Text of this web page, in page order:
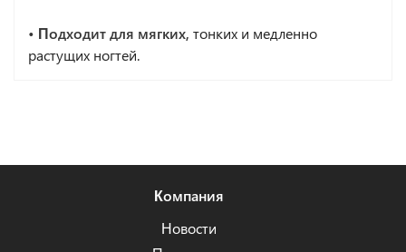
• Подходит для мягких, тонких и медленно
растущих ногтей.
Компания
Новости